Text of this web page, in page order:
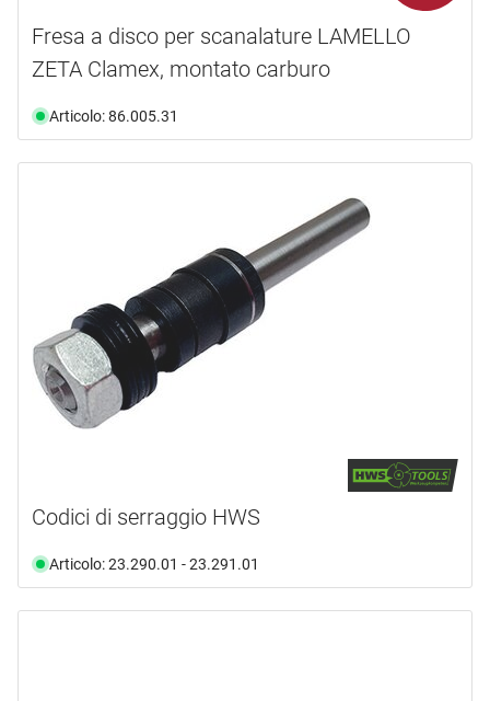
Fresa a disco per scanalature LAMELLO
ZETA Clamex, montato carburo
Articolo: 86.005.31
Codici di serraggio HWS
Articolo: 23.290.01 - 23.291.01